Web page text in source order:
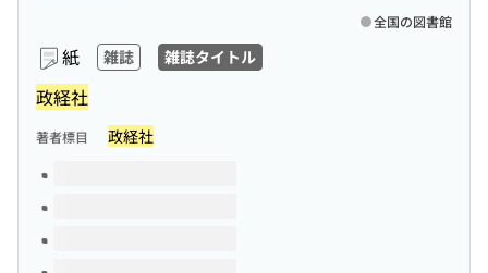
紙 雑誌 雑誌タイトル
政経社
全国の図書館
著者標目 政経社
このタイトルの巻号